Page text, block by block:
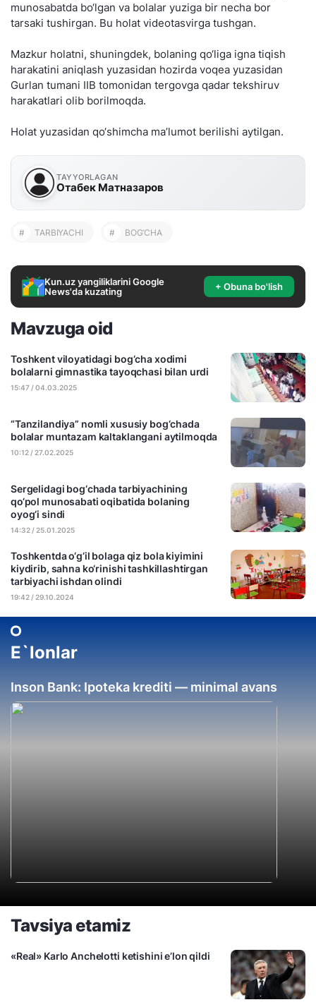
munosabatda bo‘lgan va bolalar yuziga bir necha bor
tarsaki tushirgan. Bu holat videotasvirga tushgan.
Mazkur holatni, shuningdek, bolaning qo‘liga igna tiqish
harakatini aniqlash yuzasidan hozirda voqea yuzasidan
Gurlan tumani IIB tomonidan tergovga qadar tekshiruv
harakatlari olib borilmoqda.
Holat yuzasidan qo‘shimcha ma’lumot berilishi aytilgan.
TAYYORLAGAN
Отабек Матназаров
# TARBIYACHI # BOG‘CHA
Kun.uz yangiliklarini Google
News'da kuzating
+ Obuna bo'lish
Mavzuga oid
Toshkent viloyatidagi bog‘cha xodimi
bolalarni gimnastika tayoqchasi bilan urdi
15:47 / 04.03.2025
“Tanzilandiya” nomli xususiy bog‘chada
bolalar muntazam kaltaklangani aytilmoqda
10:12 / 27.02.2025
Sergelidagi bog‘chada tarbiyachining
qo‘pol munosabati oqibatida bolaning
oyog‘i sindi
14:32 / 25.01.2025
Toshkentda o‘g‘il bolaga qiz bola kiyimini
kiydirib, sahna ko‘rinishi tashkillashtirgan
tarbiyachi ishdan olindi
19:42 / 29.10.2024
E`lonlar
Inson Bank: Ipoteka krediti — minimal avans
Tavsiya etamiz
«Real» Karlo Anchelotti ketishini e’lon qildi